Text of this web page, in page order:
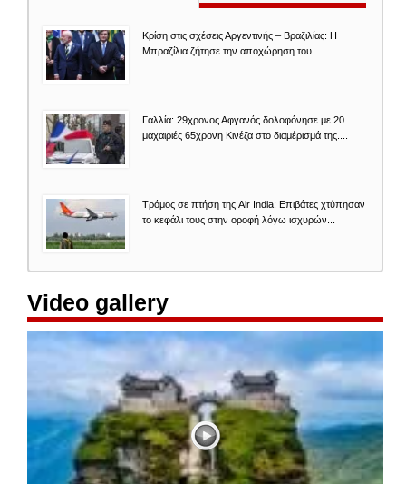
Κρίση στις σχέσεις Αργεντινής – Βραζιλίας: Η
Μπραζίλια ζήτησε την αποχώρηση του...
Γαλλία: 29χρονος Αφγανός δολοφόνησε με 20
μαχαιριές 65χρονη Κινέζα στο διαμέρισμά της....
Τρόμος σε πτήση της Air India: Επιβάτες χτύπησαν
το κεφάλι τους στην οροφή λόγω ισχυρών...
Video gallery